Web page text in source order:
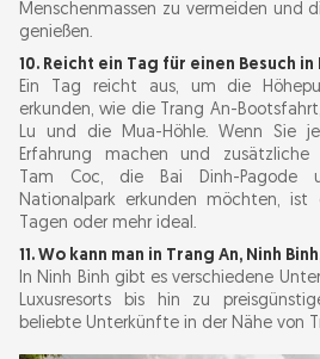
Menschenmassen zu vermeiden und
genießen.
10. Reicht ein Tag für einen Besuch in
Ein Tag reicht aus, um die
erkunden, wie die Trang An-
Lu und die Mua-Höhle. Wenn Sie
Erfahrung machen und zusätzliche
Tam Coc, die Bai Dinh-Pagode
Nationalpark erkunden möchten,
Tagen oder mehr ideal.
11. Wo kann man in Trang An, Ninh
In Ninh Binh gibt es verschiedene
Luxusresorts bis hin zu
beliebte Unterkünfte in der Nähe von